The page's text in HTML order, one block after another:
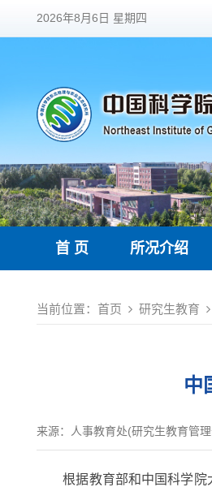
2026年8月6日 星期四
首 页 所况介绍
当前位置： 首页 研究生教育
中
来源： 人事教育处(研究生教育管
根据教育部和中国科学院大